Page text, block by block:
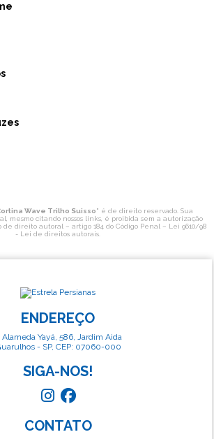
Wave Trilho Suisso" é de direito reservado. Sua
mesmo citando nossos links, é proibida sem a autorização
de direito autoral – artigo 184 do Código Penal – Lei 9610/98
- Lei de direitos autorais.
ENDEREÇO
Alameda Yayá, 586, Jardim Aida
- SP, CEP: 07060-000
SIGA-NOS!
CONTATO